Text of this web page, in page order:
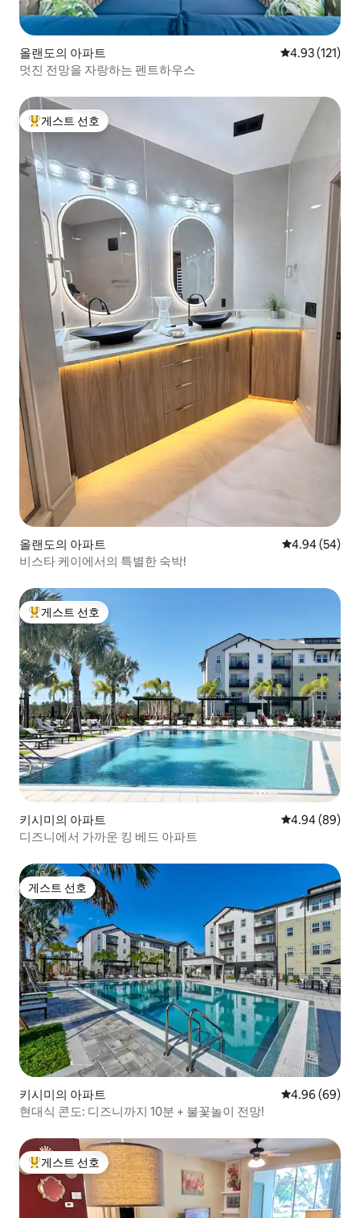
올랜도의 아파트 평점 4.93점(5
4.93 (121)
멋진 전망을 자랑하는 펜트하우스
상위 게스트 선호
게스트 선호
올랜도의 아파트 평점 4.94점(5
4.94 (54)
비스타 케이에서의 특별한 숙박!
상위 게스트 선호
게스트 선호
키시미의 아파트 평점 4.94점(5
4.94 (89)
디즈니에서 가까운 킹 베드 아파트
게스트 선호
게스트 선호
키시미의 아파트 평점 4.96점(5
4.96 (69)
현대식 콘도: 디즈니까지 10분 + 불꽃놀이 전망!
상위 게스트 선호
게스트 선호